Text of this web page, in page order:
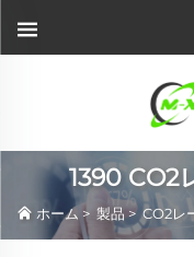
1390 CO2
ホーム > 製品 >CO2レ